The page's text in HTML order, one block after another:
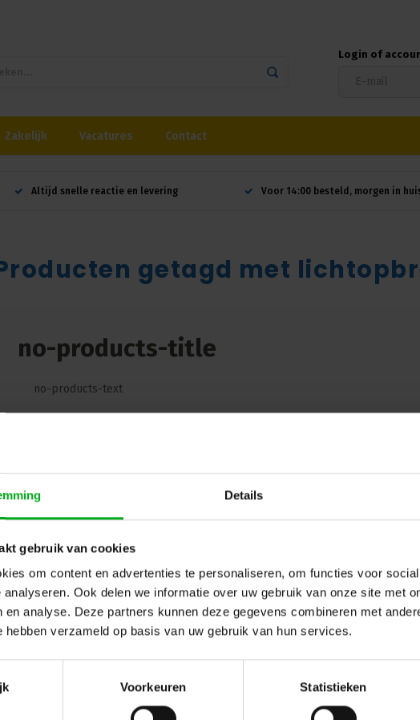
Details
gebruik van cookies
om content en advertenties te personaliseren, om functies voor
Ook delen we informatie over uw gebruik van onze site met
en analyse. Deze partners kunnen deze gegevens combineren met
hebben verzameld op basis van uw gebruik van hun services.
Voorkeuren Statistieken
Login of
Zakelijk Vacatures Contact
Altijd snelle reactie en levering Voor 14:00 besteld, morgen in
getagd met
no-products-title
no-products-text